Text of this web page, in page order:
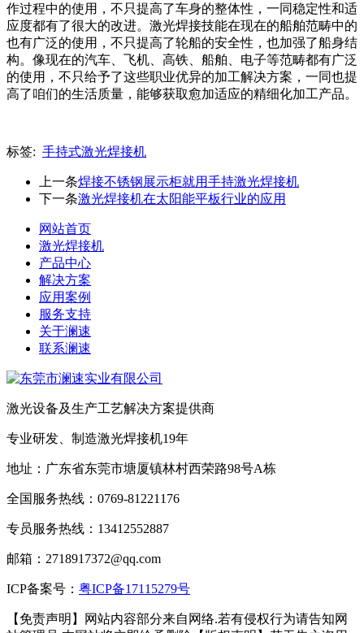
作过程中的使用，不只提高了车身的整体性，一同稳定性和适
应度都有了很大的改进。激光焊接技能在现在的船舶范畴中的
也有广泛的使用，不只提高了轮船的安全性，也加强了船身结
构。像现在的汽车、飞机、高铁、船舶、电子等范畴都有广泛
的使用，不只给予了这些职业优异的加工解决方案，一同也提
高了咱们的生活质量，能够获取愈加适应的精细化加工产品。
标签: 手持式激光焊接机
上一条焊接不锈钢展示柜就用手持激光焊接机
下一条激光焊接机在太阳能平板行业的应用
网站首页
激光焊接机
产品中心
解决方案
应用案例
服务支持
关于澜速
联系澜速
激光设备及生产工艺解决方案提供商
专业研发、制造激光焊接机19年
地址：广东省东莞市塘厦镇林村西荣路98号A栋
全国服务热线：0769-81221176
专员服务热线：13412552887
邮箱：2718917372@qq.com
ICP备案号： 粤ICP备17115279号
【免责声明】网站内容部分来自网络.若有侵权行为请告知网